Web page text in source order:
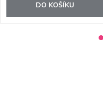
DO KOŠÍKU